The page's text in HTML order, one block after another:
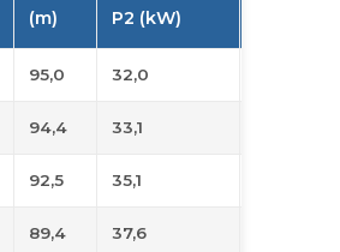
(m)
P2 (kW)
95,0 32,0
94,4 33,1
92,5 35,1
89,4 37,6